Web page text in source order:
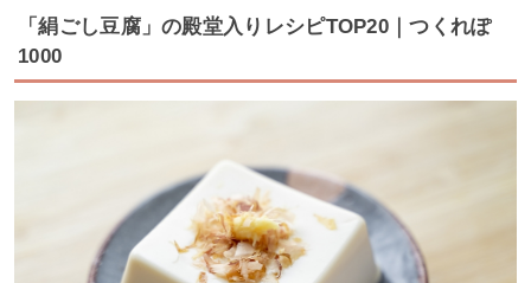
「絹ごし豆腐」の殿堂入りレシピTOP20｜つくれぽ
1000